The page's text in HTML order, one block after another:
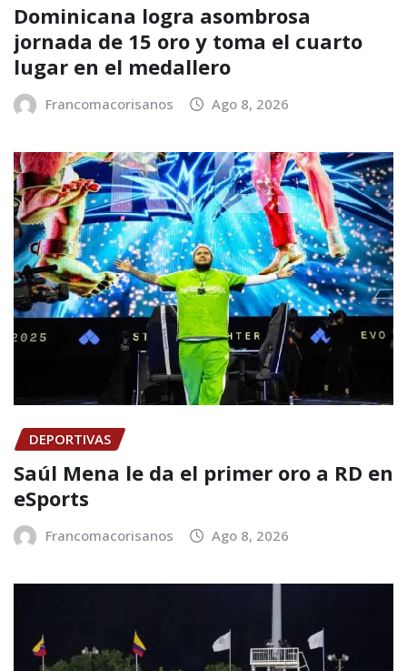
Dominicana logra asombrosa
jornada de 15 oro y toma el cuarto
lugar en el medallero
Francomacorisanos Ago 8, 2026
DEPORTIVAS
Saúl Mena le da el primer oro a RD en
eSports
Francomacorisanos Ago 8, 2026